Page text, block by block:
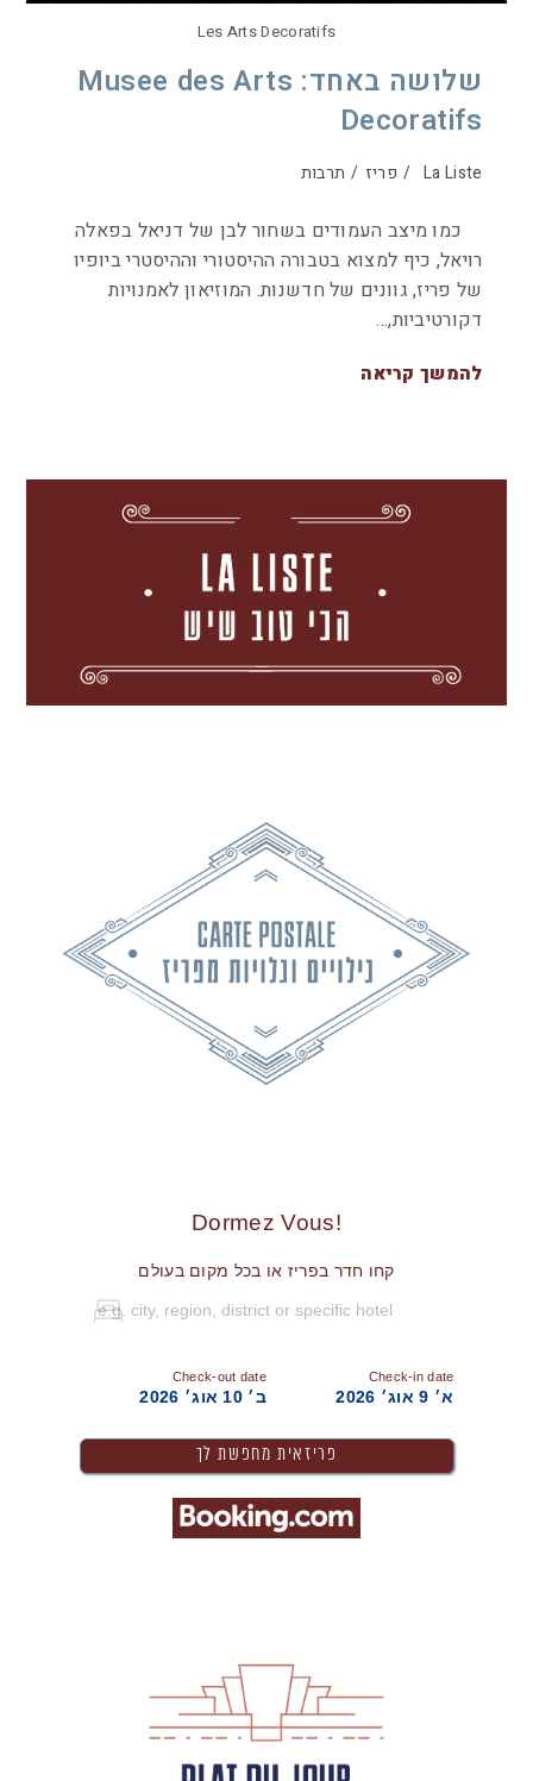
Les Arts Decoratifs
שלושה באחד: Musee des Arts
Decoratifs
La Liste
/ פריז / תרבות
כמו מיצב העמודים בשחור לבן של דניאל בפאלה
רויאל, כיף למצוא בטבורה ההיסטורי וההיסטרי ביופיו
של פריז, גוונים של חדשנות. המוזיאון לאמנויות
דקורטיביות,…
להמשך קריאה
!Dormez Vous
קחו חדר בפריז או בכל מקום בעולם
Check-in date
א׳ 9 אוג׳ 2026
Check-out date
ב׳ 10 אוג׳ 2026